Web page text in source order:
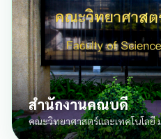
สำนักงานคณบดี
คณะวิทยาศาสตร์และเทคโนโลยี